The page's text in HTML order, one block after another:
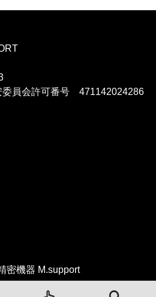
委員会許可番号 471142024286
密機器 M.support